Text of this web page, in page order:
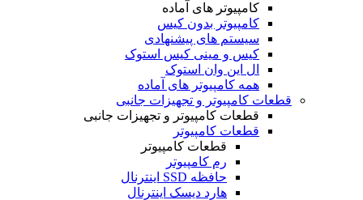
کامپیوتر های آماده
کامپیوتر بدون کیس
سیستم های پیشنهادی
کیس و مینی کیس استوک
ال این وان استوک
همه کامپیوتر های آماده
قطعات کامپیوتر و تجهیزات جانبی
قطعات کامپیوتر و تجهیزات جانبی
قطعات کامپیوتر
قطعات کامپیوتر
رم کامپیوتر
حافظه SSD اینترنال
هارد دیسک اینترنال